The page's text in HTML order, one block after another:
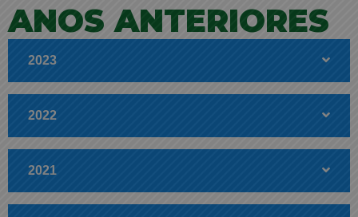
ANOS ANTERIORES
2023
2022
2021